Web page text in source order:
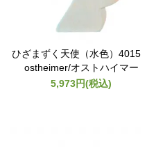
ひざまずく天使（水色）4015
ostheimer/オストハイマー
5,973円(税込)